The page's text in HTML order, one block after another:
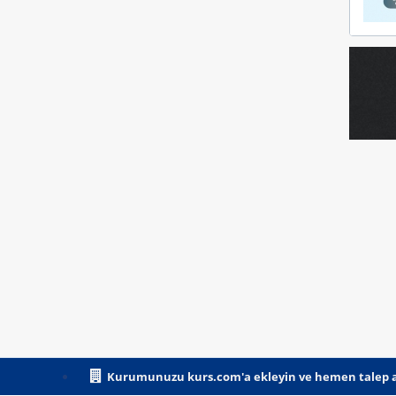
Kurumunuzu kurs.com'a ekleyin ve hemen talep